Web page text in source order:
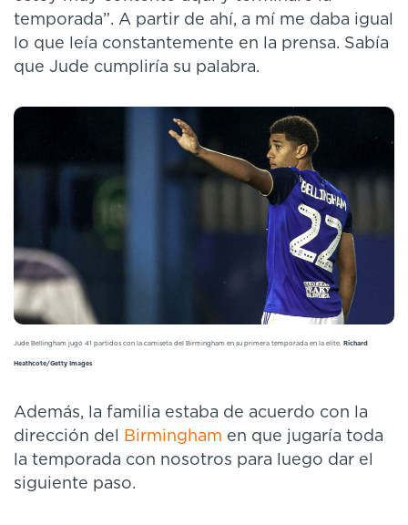
temporada”. A partir de ahí, a mí me daba igual
lo que leía constantemente en la prensa. Sabía
que Jude cumpliría su palabra.
Jude Bellingham jugó 41 partidos con la camiseta del Birmingham en su primera temporada en la elite. Richard
Heathcote/Getty Images
Además, la familia estaba de acuerdo con la
dirección del
Birmingham en que jugaría toda
la temporada con nosotros para luego dar el
siguiente paso.